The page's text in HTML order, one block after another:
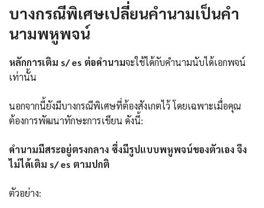
บางกรณีพิเศษเปลี่ยนคำนามเป็นคำ
นามพหูพจน์
หลักการเติม s/ es ต่อคำนามจะใช้ได้กับคำนามนับได้เอกพจน์
เท่านั้น
นอกจากนี้ยังมีบางกรณีพิเศษที่ต้องสังเกตไว้ โดยเฉพาะเมื่อคุณ
ต้องการพัฒนาทักษะการเขียน ดังนี้:
คำนามมีสระอยู่ตรงกลาง ซึ่งมีรูปแบบพหูพจน์ของตัวเอง จึง
ไม่ได้เติม s/ es ตามปกติ
ตัวอย่าง: